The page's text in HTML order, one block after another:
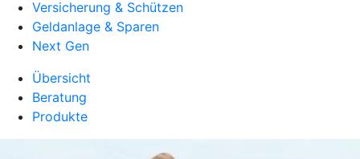
Versicherung & Schützen
Geldanlage & Sparen
Next Gen
Übersicht
Beratung
Produkte